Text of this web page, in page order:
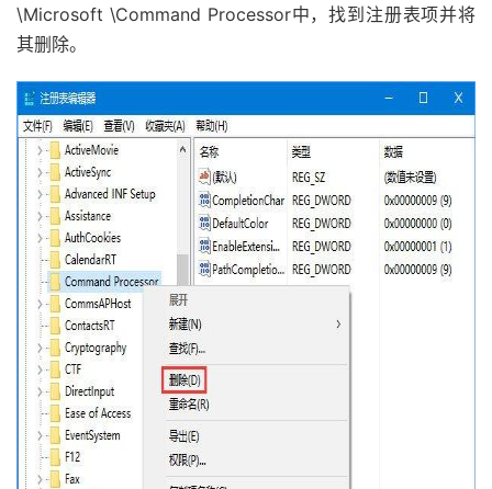
\Microsoft \Command Processor中，找到注册表项并将
其删除。